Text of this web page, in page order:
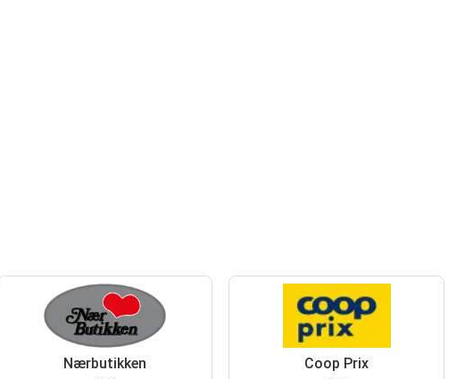
Nærbutikken Coop Prix